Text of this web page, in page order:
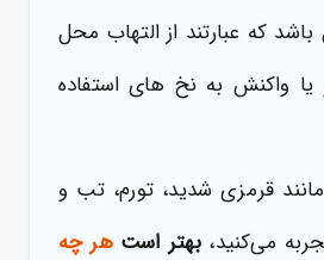
که عبارتند از التهاب محل
واکنش به نخ های استفاده
قرمزی شدید، تورم، تب و
می‌کنید، بهتر است هر چه